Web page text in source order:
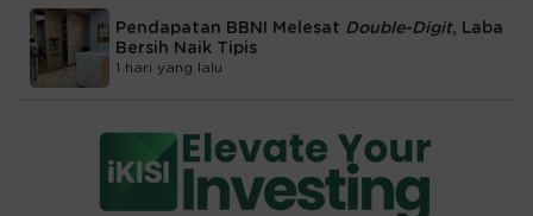
Pendapatan BBNI Melesat Double-Digit, Laba
Bersih Naik Tipis
1 hari yang lalu